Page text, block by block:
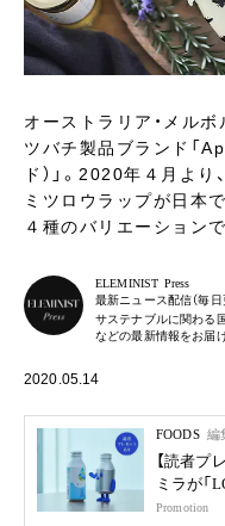
オーストラリア・メル
ツバチ製品ブランド「
ド）」。2020年４月よ
ミツロウラップが日本
４種のバリエーション
ELEMINIST Press
最新ニュース配信（毎日
サステナブルに関わる
などの最新情報をお届
2020.05.14
FOODS 編
【読者プ
ミラが「
来
Promotion